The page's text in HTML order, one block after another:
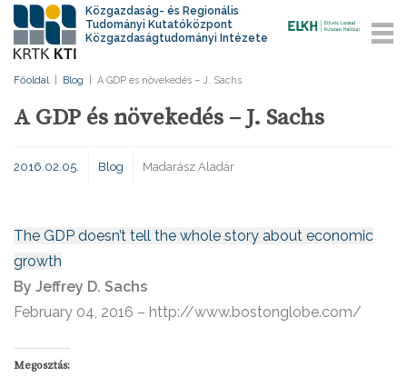
Közgazdaság- és Regionális
Tudományi Kutatóközpont
Közgazdaságtudományi Intézete
Főoldal Blog A GDP és növekedés – J. Sachs
A GDP és növekedés – J. Sachs
2016.02.05. Blog Madarász Aladár
The GDP doesn’t tell the whole story about economic
growth
By Jeffrey D. Sachs
February 04, 2016 – http://www.bostonglobe.com/
Megosztás: